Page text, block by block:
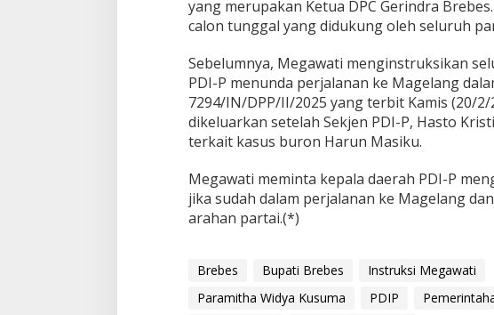
yang merupakan Ketua DPC Gerindra
calon tunggal yang didukung oleh seluruh
Sebelumnya, Megawati menginstruksikan
PDI-P menunda perjalanan ke Magelang
7294/IN/DPP/II/2025 yang terbit Kamis (20/
dikeluarkan setelah Sekjen PDI-P, Hasto
terkait kasus buron Harun Masiku.
Megawati meminta kepala daerah PDI-P
jika sudah dalam perjalanan ke Magelang
arahan partai.(*)
Brebes Bupati Brebes
Instruksi Megawati
Paramitha Widya Kusuma
PDIP